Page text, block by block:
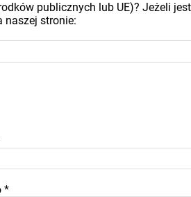
publicznych lub UE)? Jeżeli
naszej stronie:
*